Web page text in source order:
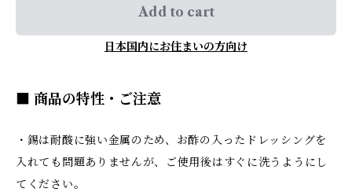
Add to cart
日本国内にお住まいの方向け
■ 商品の特性・ご注意
・錫は耐酸に強い金属のため、お酢の入ったドレッシングを
入れても問題ありませんが、ご使用後はすぐに洗うようにし
てください。